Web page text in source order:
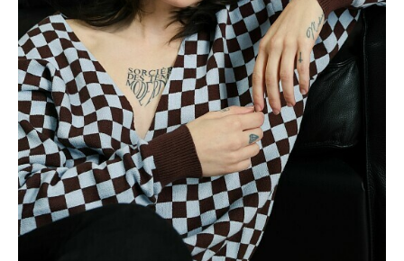
POP MUSICIENS
TALENTS INTERNATIONAUX
CANDIDATURE
NOS AGENCES
FRANCE
SUISSE